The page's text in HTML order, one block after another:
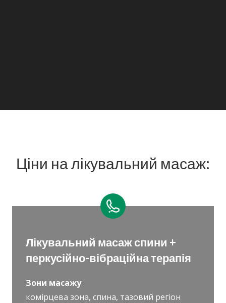
Ціни на лікувальний масаж:
Лікувальний масаж спини +
перкусійно-вібраційна терапія
Зони масажу:
комірцева зона, спина, тазовий регіон